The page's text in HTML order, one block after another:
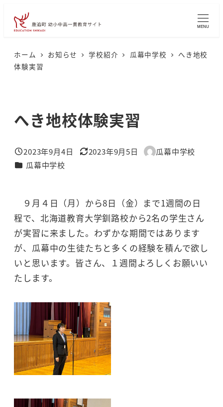
MENU
ホーム お知らせ 学校紹介 瓜幕中学校
へき地校
体験実習
へき地校体験実習
投稿日
2023年9月4日
更新日
2023年9月5日
著
瓜幕中学校
カテゴリー
瓜幕中学校
９月４日（月）から8日（金）まで1週間の日
程で、北海道教育大学釧路校から2名の学生さん
が実習に来ました。わずかな期間ではあります
が、瓜幕中の生徒たちと多くの経験を積んで欲し
いと思います。皆さん、１週間よろしくお願いい
たします。